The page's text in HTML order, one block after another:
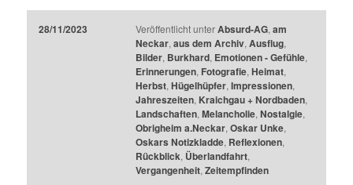
28/11/2023 Veröffentlicht unter Absurd-AG, am
Neckar, aus dem Archiv, Ausflug,
Bilder, Burkhard, Emotionen - Gefühle,
Erinnerungen, Fotografie, Heimat,
Herbst, Hügelhüpfer, Impressionen,
Jahreszeiten, Kraichgau + Nordbaden,
Landschaften, Melancholie, Nostalgie,
Obrigheim a.Neckar, Oskar Unke,
Oskars Notizkladde, Reflexionen,
Rückblick, Überlandfahrt,
Vergangenheit, Zeitempfinden